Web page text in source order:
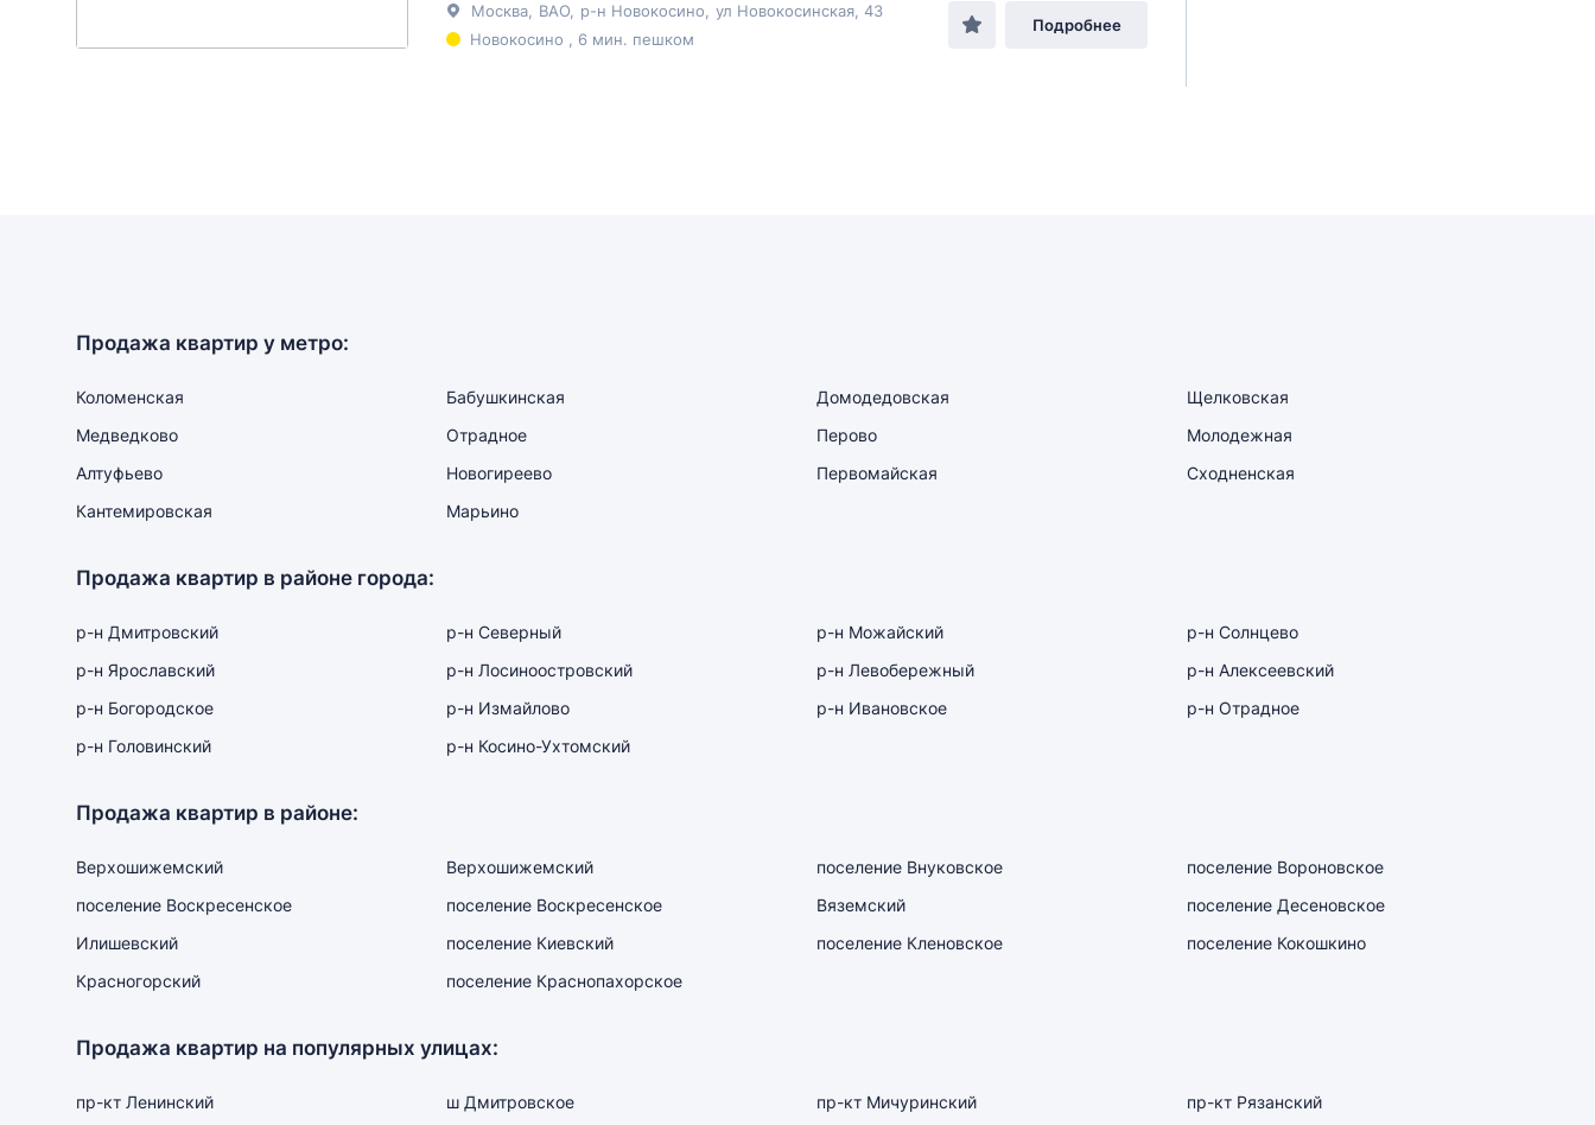
Москва ВАО р-н Новокосино ул Новокосинская , 43
Новокосино , 6 мин. пешком
Подробнее
Продажа квартир у метро:
Коломенская Бабушкинская Домодедовская
Щелковская
Медведково
Отрадное Перово
Молодежная
Алтуфьево
Новогиреево Первомайская
Сходненская
Кантемировская
Марьино
Продажа квартир в районе города:
р-н Дмитровский р-н Северный р-н Можайский
р-н Солнцево
р-н Ярославский
р-н Лосиноостровский р-н Левобережный
р-н Алексеевский
р-н Богородское
р-н Измайлово р-н Ивановское
р-н Отрадное
р-н Головинский
р-н Косино-Ухтомский
Продажа квартир в районе:
Верхошижемский Верхошижемский поселение Внуковское
поселение Вороновское
поселение Воскресенское
поселение Воскресенское Вяземский
поселение Десеновское
Илишевский
поселение Киевский поселение Кленовское
поселение Кокошкино
Красногорский
поселение Краснопахорское
Продажа квартир на популярных улицах:
пр-кт Ленинский ш Дмитровское пр-кт Мичуринский пр-кт Рязанский